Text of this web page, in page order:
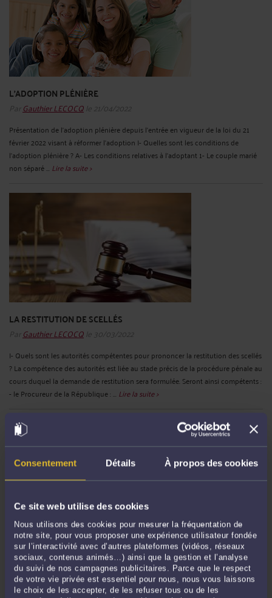
Consentement Détails À propos des cookies
Ce site web utilise des cookies
Nous utilisons des cookies pour mesurer la fréquentation de
notre site, pour vous proposer une expérience utilisateur fondée
sur l’interactivité avec d’autres plateformes (vidéos, réseaux
sociaux, contenus animés…) ainsi que la gestion et l’analyse
du suivi de nos campagnes publicitaires. Parce que le respect
de votre vie privée est essentiel pour nous, nous vous laissons
le choix de les accepter, de les refuser tous ou de les
L'ADOPTION PLÉNIÈRE
Par Gauthier LECOCQ le 21/04/2022
Présentation de l'adoption plénière depuis l'entrée en vigueur de la loi du 21
février 2022 visant à réformer l'adoption I- Quelles sont les conditions de
l’adoption plénière ? A- Les conditions relatives à l'adoptant 1- Le couple marié
non séparé ... Lire la suite >
LA RESTITUTION DE SCELLÉS
Par Gauthier LECOCQ le 30/03/2022
I- Quels sont les autorités compétentes pour prononcer la restitution des scellés
? La compétence des autorités est liée au stade précis de la procédure pénale au
cours duquel la demande de restitution sera formulée. Seront ainsi compétents :
- le Procureur de la République : ... Lire la suite >
PRESCRIPTION ANNALE ET PRESTATIONS DE COMMUNICATIONS
ÉLECTRONIQUES
ParGauthier LECOCQle 04/03/2022
Disposition mal connue des justiciables, l'article L.34-2 du Code des postes et